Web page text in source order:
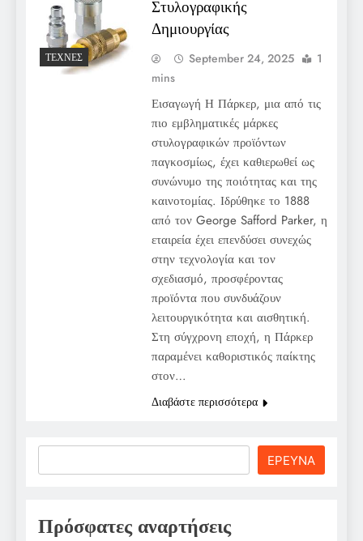
ΤΈΧΝΕΣ
Στυλογραφικής
Δημιουργίας
September 24, 2025
1
mins
Εισαγωγή Η Πάρκερ, μια από τις
πιο εμβληματικές μάρκες
στυλογραφικών προϊόντων
παγκοσμίως, έχει καθιερωθεί ως
συνώνυμο της ποιότητας και της
καινοτομίας. Ιδρύθηκε το 1888
από τον George Safford Parker, η
εταιρεία έχει επενδύσει συνεχώς
στην τεχνολογία και τον
σχεδιασμό, προσφέροντας
προϊόντα που συνδυάζουν
λειτουργικότητα και αισθητική.
Στη σύγχρονη εποχή, η Πάρκερ
παραμένει καθοριστικός παίκτης
στον…
Διαβάστε περισσότερα
ΕΡΕΥΝΑ
Πρόσφατες αναρτήσεις